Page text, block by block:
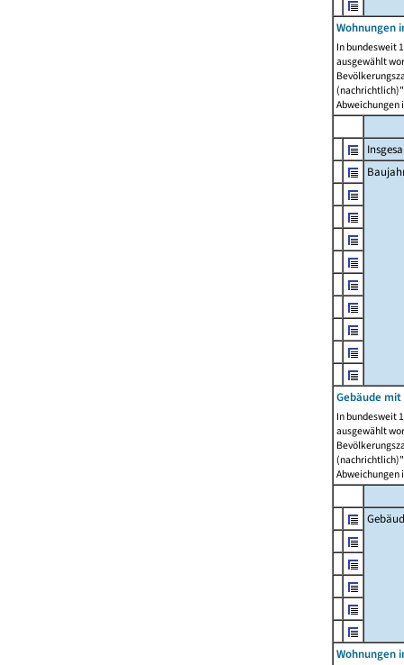
Wohnungen
In bundesweit
ausgewählt
Abweichungen
Gebäude mit
In bundesweit
ausgewählt
Abweichungen
Wohnungen